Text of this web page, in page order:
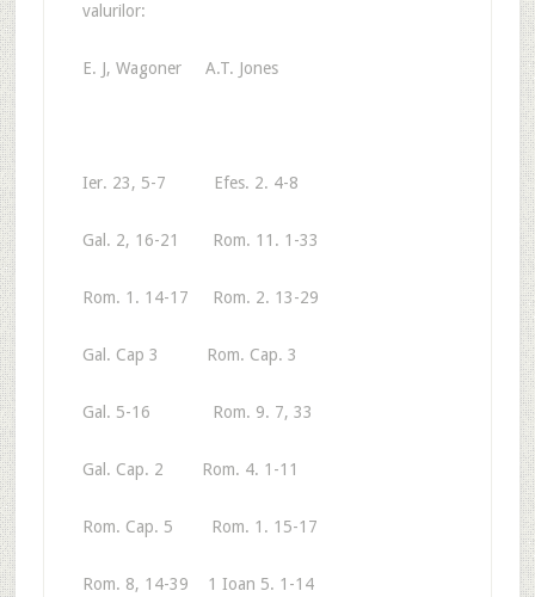
valurilor:
E. J, Wagoner A.T. Jones
Ier. 23, 5-7 Efes. 2. 4-8
Gal. 2, 16-21 Rom. 11. 1-33
Rom. 1. 14-17 Rom. 2. 13-29
Gal. Cap 3 Rom. Cap. 3
Gal. 5-16 Rom. 9. 7, 33
Gal. Cap. 2 Rom. 4. 1-11
Rom. Cap. 5 Rom. 1. 15-17
Rom. 8, 14-39 1 Ioan 5. 1-14